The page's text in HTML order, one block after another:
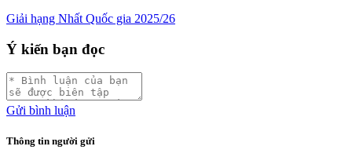
Giải hạng Nhất Quốc gia 2025/26
Ý kiến bạn đọc
Gửi bình luận
Thông tin người gửi